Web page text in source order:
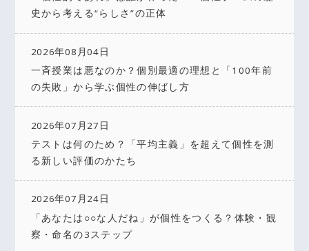
史から考える“らしさ”の正体
2026年08月04日
一斉授業は悪なのか？個別最適の理想と「100年前
の失敗」から学ぶ個性の伸ばし方
2026年07月27日
テストは何のため？「平均主義」を超えて個性を測
る新しい評価のかたち
2026年07月24日
「あなたは○○な人だね」が個性をつくる？体験・観
察・命名の3ステップ